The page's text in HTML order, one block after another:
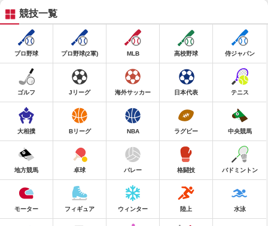
競技一覧
プロ野球 プロ野球(2軍) MLB 高校野球 侍ジャパン
ゴルフ Jリーグ 海外サッカー 日本代表 テニス
大相撲 Bリーグ NBA ラグビー 中央競馬
地方競馬 卓球 バレー 格闘技 バドミントン
モーター フィギュア ウィンター 陸上 水泳